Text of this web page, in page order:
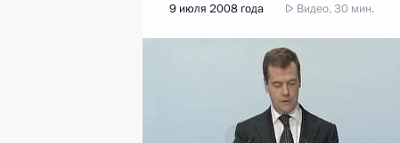
9 июля 2008 года Видео, 30 мин.